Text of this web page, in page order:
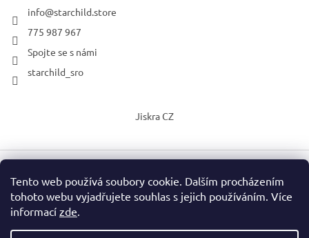
Tento web používá soubory cookie. Dalším procházením
tohoto webu vyjadřujete souhlas s jejich používáním. Více
informací zde.
info@starchild.store
775 987 967
Spojte se s námi
starchild_sro
Jiskra CZ
Vytvořil Shoptet